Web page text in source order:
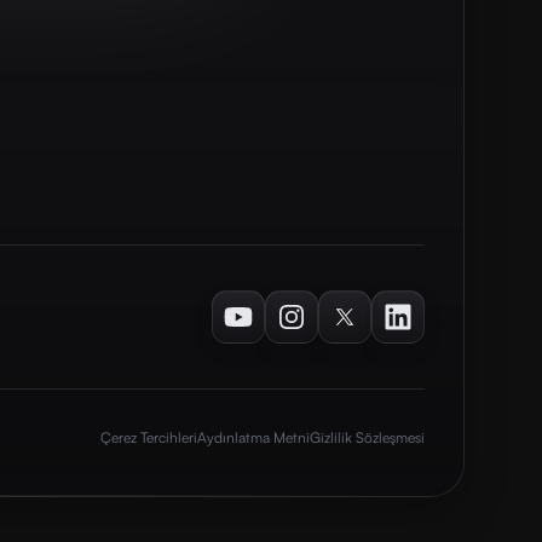
YoutubeInstagramTwitterLinkedIn
Çerez TercihleriAydınlatma MetniGizlilik Sözleşmesi